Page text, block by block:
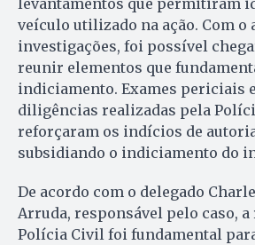
levantamentos que permitiram
veículo utilizado na ação. Com o
investigações, foi possível
reunir elementos que
indiciamento. Exames periciais
diligências realizadas pela
reforçaram os indícios de
subsidiando o indiciamento do
De acordo com o delegado
Arruda, responsável pelo caso, a
Polícia Civil foi fundamental